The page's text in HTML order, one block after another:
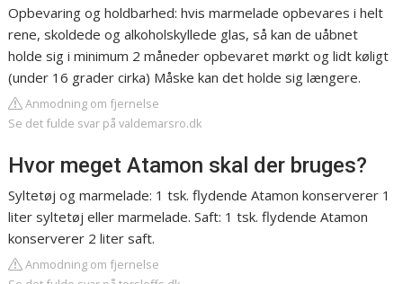
Opbevaring og holdbarhed: hvis marmelade opbevares i helt
rene, skoldede og alkoholskyllede glas, så kan de uåbnet
holde sig i minimum 2 måneder opbevaret mørkt og lidt køligt
(under 16 grader cirka) Måske kan det holde sig længere.
Anmodning om fjernelse
Se det fulde svar på valdemarsro.dk
Hvor meget Atamon skal der bruges?
Syltetøj og marmelade: 1 tsk. flydende Atamon konserverer 1
liter syltetøj eller marmelade. Saft: 1 tsk. flydende Atamon
konserverer 2 liter saft.
Anmodning om fjernelse